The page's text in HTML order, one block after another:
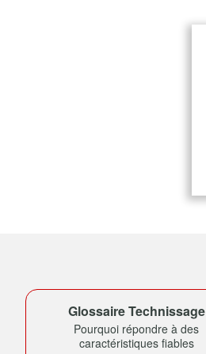
Glossaire Technissage
Pourquoi répondre à des
caractéristiques fiables